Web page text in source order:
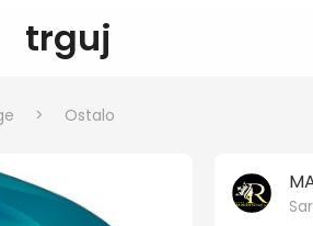
trguj
> Ostalo